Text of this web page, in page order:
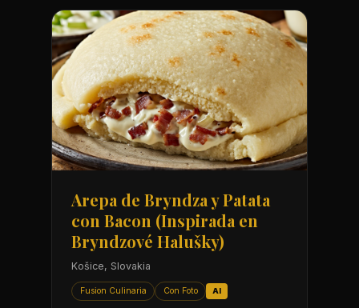
Arepa de Bryndza y Patata
con Bacon (Inspirada en
Bryndzové Halušky)
Košice, Slovakia
Fusion Culinaria Con Foto AI